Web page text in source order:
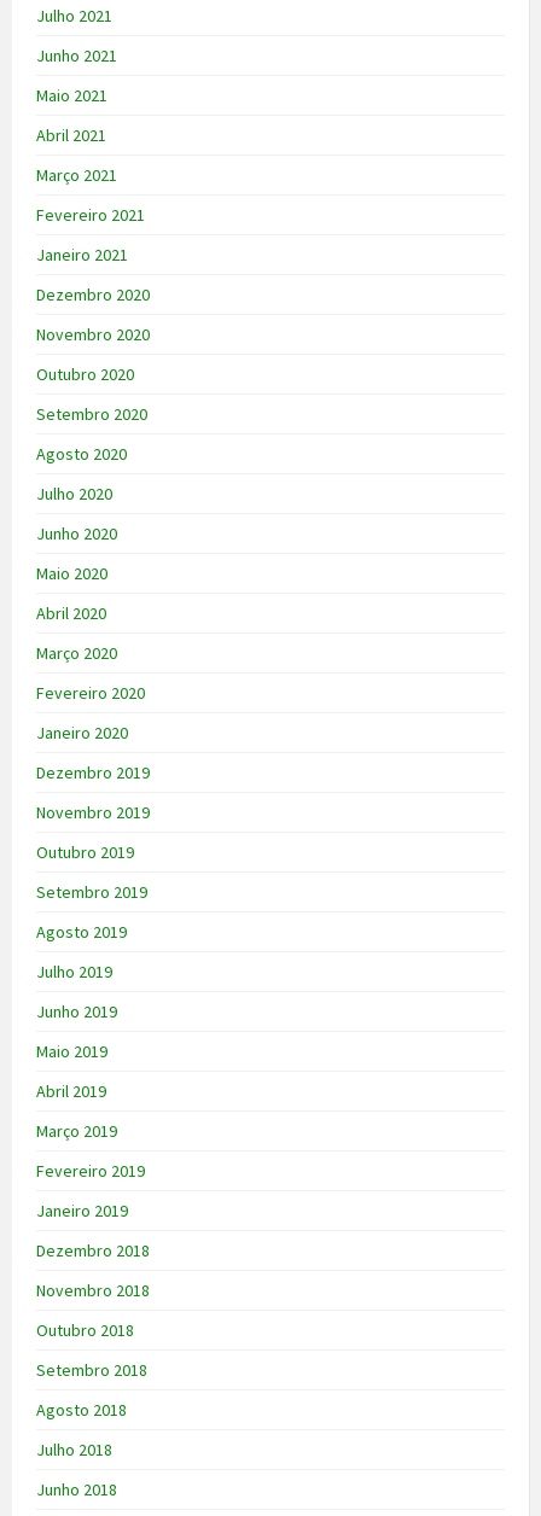
Julho 2021
Junho 2021
Maio 2021
Abril 2021
Março 2021
Fevereiro 2021
Janeiro 2021
Dezembro 2020
Novembro 2020
Outubro 2020
Setembro 2020
Agosto 2020
Julho 2020
Junho 2020
Maio 2020
Abril 2020
Março 2020
Fevereiro 2020
Janeiro 2020
Dezembro 2019
Novembro 2019
Outubro 2019
Setembro 2019
Agosto 2019
Julho 2019
Junho 2019
Maio 2019
Abril 2019
Março 2019
Fevereiro 2019
Janeiro 2019
Dezembro 2018
Novembro 2018
Outubro 2018
Setembro 2018
Agosto 2018
Julho 2018
Junho 2018